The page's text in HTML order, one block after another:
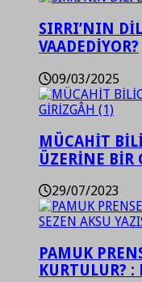
SIRRI’NIN
VAADEDİYOR?
09/03/2025
MÜCAHİT
ÜZERİNE BİR
29/07/2023
PAMUK
KURTULUR? :